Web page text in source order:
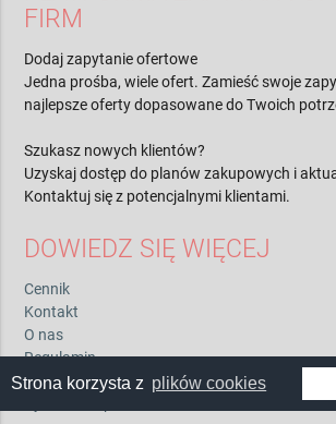
Strona korzysta z plików cookies
FIRM
Dodaj zapytanie ofertowe
Jedna prośba, wiele ofert. Zamieść swoje
najlepsze oferty dopasowane do Twoich
Szukasz nowych klientów?
Uzyskaj dostęp do planów zakupowych i
Kontaktuj się z potencjalnymi klientami.
DOWIEDZ SIĘ WIĘCEJ
Cennik
Kontakt
O nas
Regulamin
Polityka prywatności